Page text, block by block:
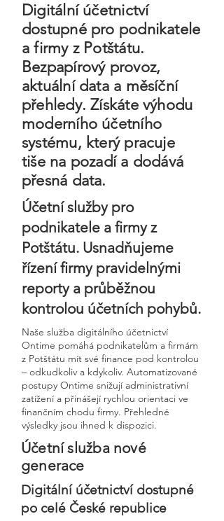
Digitální účetnictví
dostupné pro podnikatele
a firmy z Potštátu.
Bezpapírový provoz,
aktuální data a měsíční
přehledy. Získáte výhodu
moderního účetního
systému, který pracuje
tiše na pozadí a dodává
přesná data.
Účetní služby pro
podnikatele a firmy z
Potštátu. Usnadňujeme
řízení firmy pravidelnými
reporty a průběžnou
kontrolou účetních pohybů.
Naše služba digitálního účetnictví
Ontime pomáhá podnikatelům a firmám
z Potštátu mít své finance pod kontrolou
– odkudkoliv a kdykoliv. Automatizované
postupy Ontime snižují administrativní
zatížení a přinášejí rychlou orientaci ve
finančním chodu firmy. Přehledné
výsledky jsou ihned k dispozici.
Účetní služba nové
generace
Digitální účetnictví dostupné
po celé České republice